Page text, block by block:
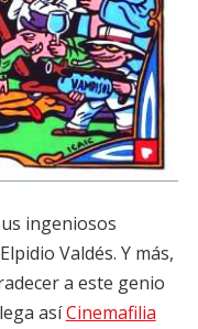
ingeniosos
Valdés. Y más,
a este genio
asíCinemafilia